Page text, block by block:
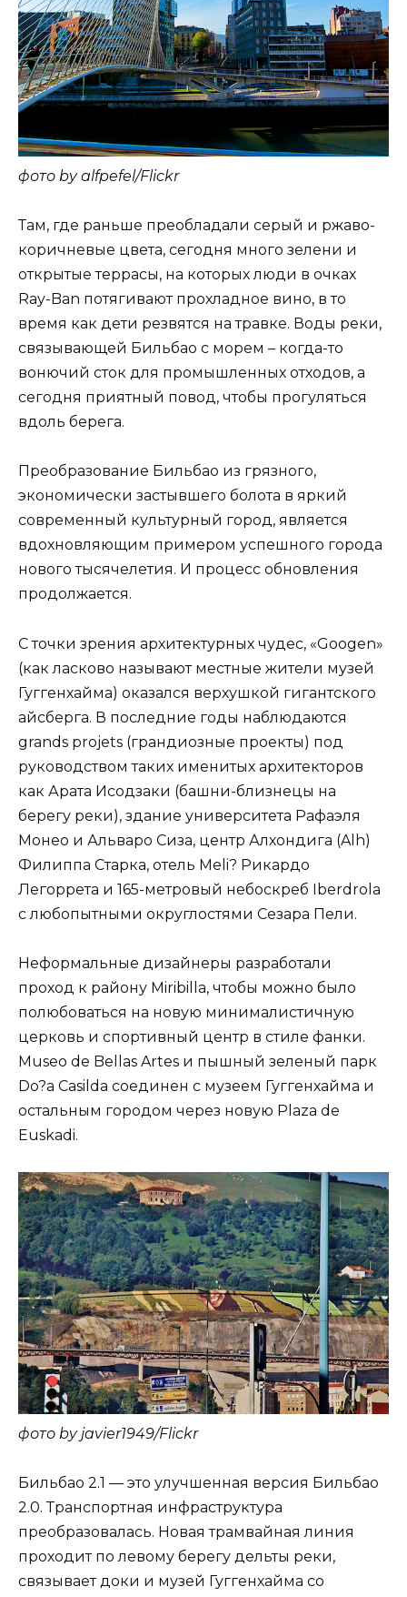
фото by alfpefel/Flickr
Там, где раньше преобладали серый и ржаво-
коричневые цвета, сегодня много зелени и
открытые террасы, на которых люди в очках
Ray-Ban потягивают прохладное вино, в то
время как дети резвятся на травке. Воды реки,
связывающей Бильбао с морем – когда-то
вонючий сток для промышленных отходов, а
сегодня приятный повод, чтобы прогуляться
вдоль берега.
Преобразование Бильбао из грязного,
экономически застывшего болота в яркий
современный культурный город, является
вдохновляющим примером успешного города
нового тысячелетия. И процесс обновления
продолжается.
С точки зрения архитектурных чудес, «Googen»
(как ласково называют местные жители музей
Гуггенхайма) оказался верхушкой гигантского
айсберга. В последние годы наблюдаются
grands projets (грандиозные проекты) под
руководством таких именитых архитекторов
как Арата Исодзаки (башни-близнецы на
берегу реки), здание университета Рафаэля
Монео и Альваро Сиза, центр Алхондига (Alh)
Филиппа Старка, отель Meli? Рикардо
Легоррета и 165-метровый небоскреб Iberdrola
с любопытными округлостями Сезара Пели.
Неформальные дизайнеры разработали
проход к району Miribilla, чтобы можно было
полюбоваться на новую минималистичную
церковь и спортивный центр в стиле фанки.
Museo de Bellas Artes и пышный зеленый парк
Do?a Casilda соединен с музеем Гуггенхайма и
остальным городом через новую Plaza de
Euskadi.
фото by javier1949/Flickr
Бильбао 2.1 — это улучшенная версия Бильбао
2.0. Транспортная инфраструктура
преобразовалась. Новая трамвайная линия
проходит по левому берегу дельты реки,
связывает доки и музей Гуггенхайма со